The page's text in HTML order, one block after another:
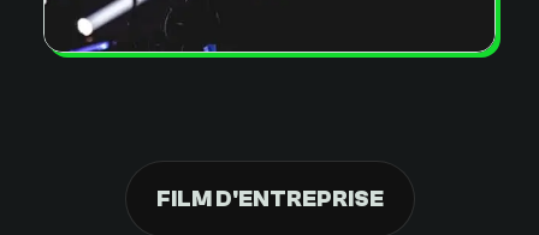
FILM D'ENTREPRISE